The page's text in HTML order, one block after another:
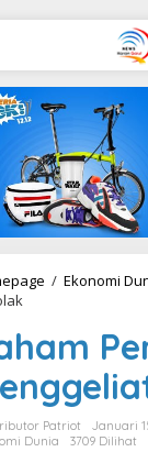
/ Ekonomi
Patriot
Januari
Dunia
3709 Dilihat